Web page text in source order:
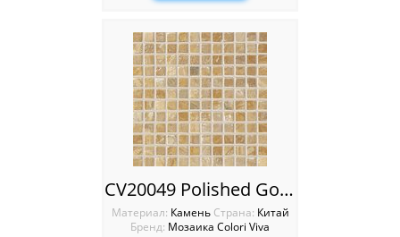
CV20049 Polished Golden Travertin Мозаика Colori Viva
Материал: Камень Cтрана: Китай
Бренд: Мозаика Colori Viva